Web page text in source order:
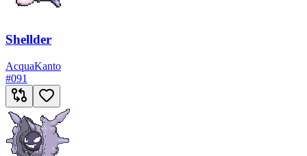
Shellder
AcquaKanto
#091